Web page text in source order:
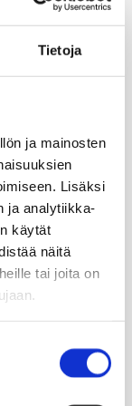
Tietoja
ja mainosten
Lisäksi
ja analytiikka-
käytät
näitä
tai joita on
tukemaan
KUVA:
sekä
vastata
väyliä.